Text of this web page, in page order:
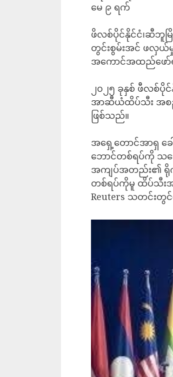
‎မေ ၉ ရက်
ဖိလစ်ပိုင်နိုင်ငံ၊ဆီဘူ
တွင်းစွမ်းအင် ဖလှယ်
အ‌ကောင်အထည်ဖော်
၂၀၂၅ ခုနှစ် ဖီလစ်
အာဆီယံထိပ်သီး အစည်
ဖြစ်သည်။
အရှေ့တောင်အာရှ ခ
ဘောင်တစ်ရပ်ကို သ
အကျပ်အတည်း၏ ရိုက်
တစ်ရပ်ကိုမူ ထိပ်သီးအစ
Reuters သတင်းတွင်